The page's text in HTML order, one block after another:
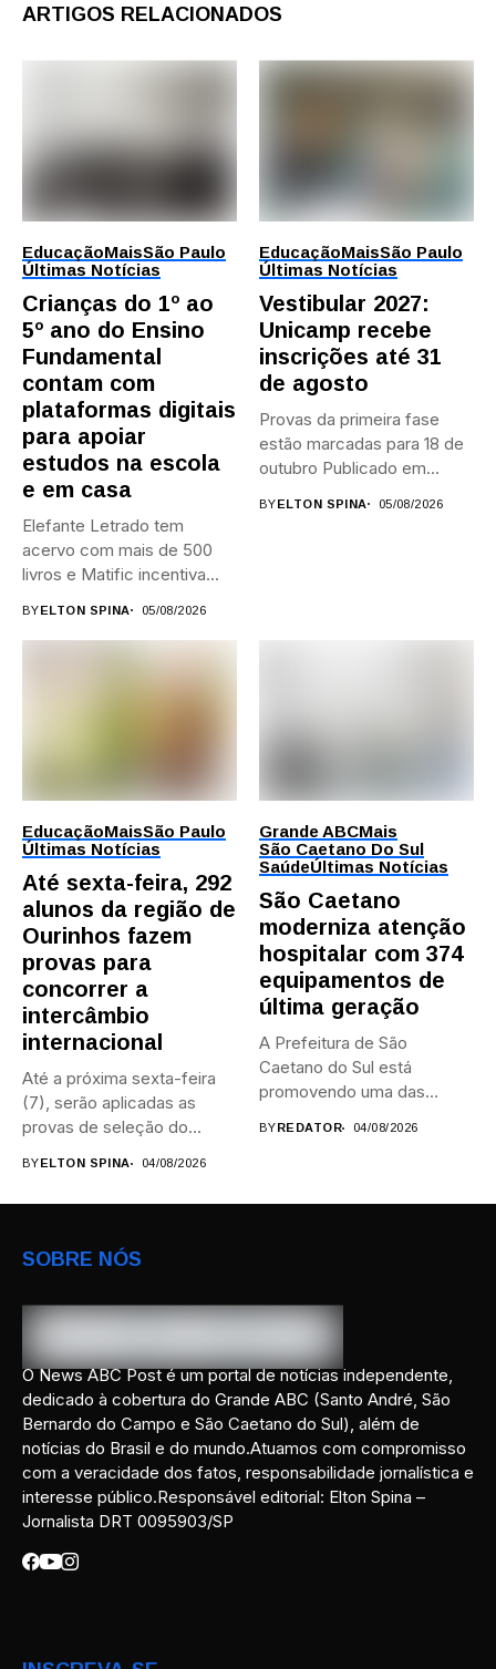
ARTIGOS RELACIONADOS
EducaçãoMaisSão Paulo
Últimas Notícias
Crianças do 1º ao
5º ano do Ensino
Fundamental
contam com
plataformas digitais
para apoiar
estudos na escola
e em casa
Elefante Letrado tem
acervo com mais de 500
livros e Matific incentiva...
BYELTON SPINA 05/08/2026
EducaçãoMaisSão Paulo
Últimas Notícias
Vestibular 2027:
Unicamp recebe
inscrições até 31
de agosto
Provas da primeira fase
estão marcadas para 18 de
outubro Publicado em...
BYELTON SPINA 05/08/2026
EducaçãoMaisSão Paulo
Últimas Notícias
Até sexta-feira, 292
alunos da região de
Ourinhos fazem
provas para
concorrer a
intercâmbio
internacional
Até a próxima sexta-feira
(7), serão aplicadas as
provas de seleção do...
BY ELTON SPINA 04/08/2026
Grande ABCMais
São Caetano Do Sul
SaúdeÚltimas Notícias
São Caetano
moderniza atenção
hospitalar com 374
equipamentos de
última geração
A Prefeitura de São
Caetano do Sul está
promovendo uma das
BY REDATOR 04/08/2026
SOBRE NÓS
O News ABC Post é um portal de notícias independente,
dedicado à cobertura do Grande ABC (Santo André, São
Bernardo do Campo e São Caetano do Sul), além de
notícias do Brasil e do mundo.Atuamos com compromisso
com a veracidade dos fatos, responsabilidade jornalística e
interesse público.Responsável editorial: Elton Spina –
Jornalista DRT 0095903/SP